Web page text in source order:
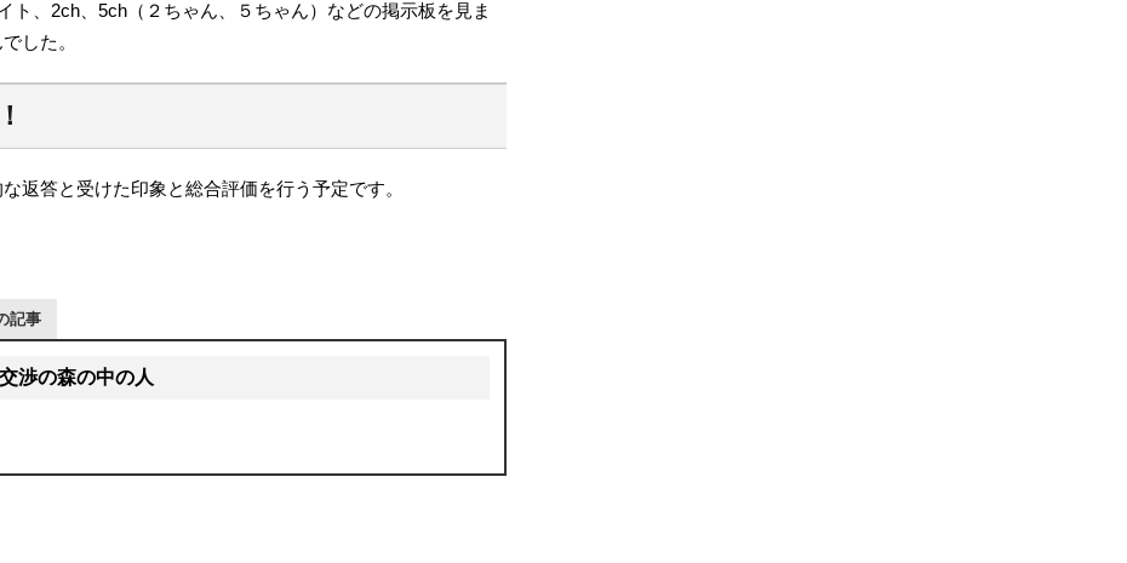
ト、2ch、5ch（２ちゃん、５ちゃん）などの掲示板を見ま
した。
返答と受けた印象と総合評価を行う予定です。
記事
渉の森の中の人